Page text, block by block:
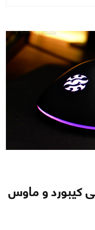
كيبورد و ماوس